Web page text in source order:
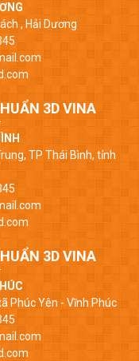
, Hải Dương
3D VINA
TP Thái Bình, tỉnh
3D VINA
Phúc Yên - Vĩnh Phúc